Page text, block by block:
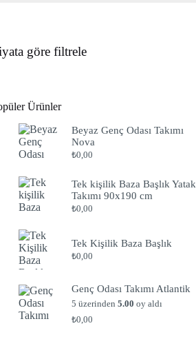
göre filtrele
Ürünler
Beyaz Genç Odası Takımı
Nova
₺0,00
Tek kişilik Baza Başlık Yatak
Takımı 90x190 cm
₺0,00
Tek Kişilik Baza Başlık
₺0,00
Genç Odası Takımı Atlantik
5 üzerinden5.00 oy aldı
₺0,00